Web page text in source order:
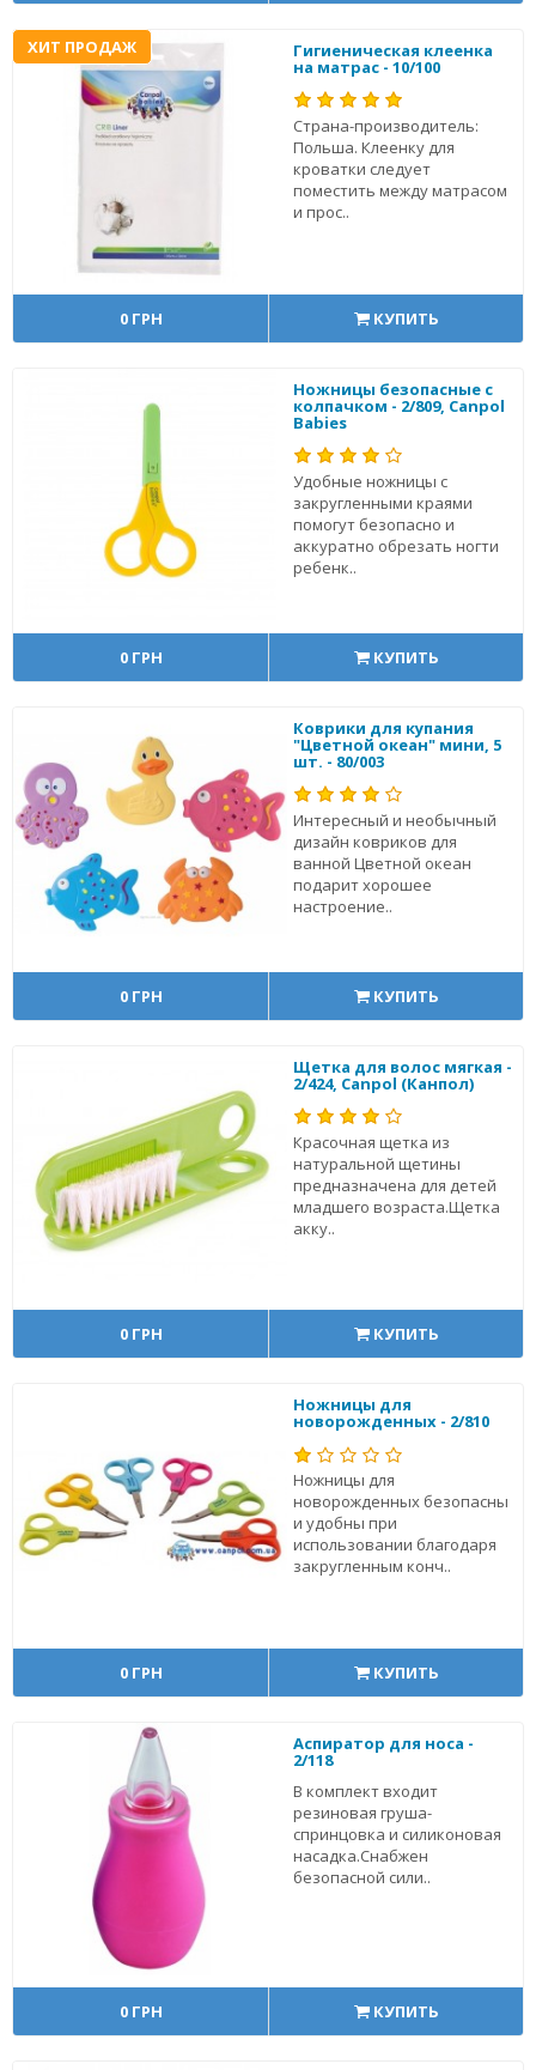
ХИТ ПРОДАЖ Гигиеническая клеенка
на матрас - 10/100
Страна-производитель:
Польша. Клеенку для
кроватки следует
поместить между матрасом
и прос..
0 ГРН КУПИТЬ
Ножницы безопасные c
колпачком - 2/809, Canpol
Babies
Удобные ножницы с
закругленными краями
помогут безопасно и
аккуратно обрезать ногти
ребенк..
0 ГРН КУПИТЬ
Коврики для купания
"Цветной океан" мини, 5
шт. - 80/003
Интересный и необычный
дизайн ковриков для
ванной Цветной океан
подарит хорошее
настроение..
0 ГРН КУПИТЬ
Щетка для волос мягкая -
2/424, Canpol (Канпол)
Красочная щетка из
натуральной щетины
предназначена для детей
младшего возраста.Щетка
акку..
0 ГРН КУПИТЬ
Ножницы для
новорожденных - 2/810
Ножницы для
новорожденных безопасны
и удобны при
использовании благодаря
закругленным конч..
0 ГРН КУПИТЬ
Аспиратор для носа -
2/118
В комплект входит
резиновая груша-
спринцовка и силиконовая
насадка.Снабжен
безопасной сили..
0 ГРН КУПИТЬ